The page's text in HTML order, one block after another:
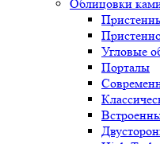
Облицовки
Угловые
Порталы